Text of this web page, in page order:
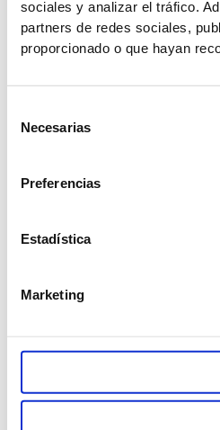
sociales y analizar el tráfico.
partners de redes sociales,
proporcionado o que hayan
Necesarias
Preferencias
Estadística
Marketing